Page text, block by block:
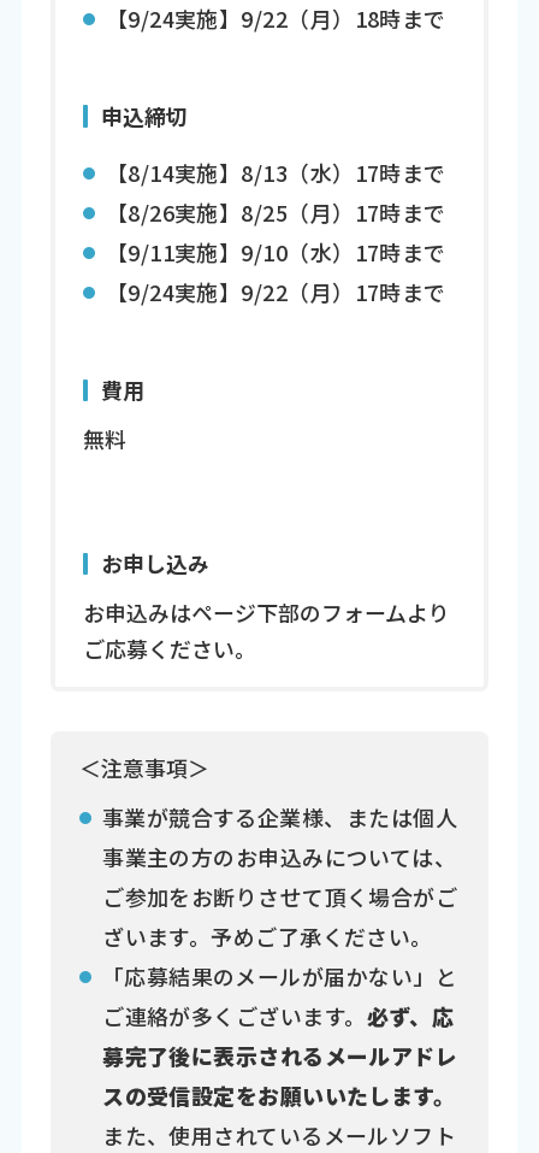
【9/24実施】9/22（月）18時まで
申込締切
【8/14実施】8/13（水）17時まで
【8/26実施】8/25（月）17時まで
【9/11実施】9/10（水）17時まで
【9/24実施】9/22（月）17時まで
費用
無料
お申し込み
お申込みはページ下部のフォームより
ご応募ください。
＜注意事項＞
事業が競合する企業様、または個人
事業主の方のお申込みについては、
ご参加をお断りさせて頂く場合がご
ざいます。予めご了承ください。
「応募結果のメールが届かない」と
ご連絡が多くございます。 必ず、応
募完了後に表示されるメールアドレ
スの受信設定をお願いいたします。
また、使用されているメールソフト